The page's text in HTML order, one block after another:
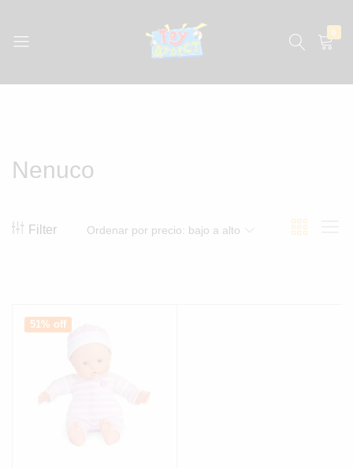
México
0
Nenuco
Filter Ordenar por precio: bajo a alto
51% off